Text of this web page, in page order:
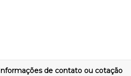
Informações de contato ou cotação